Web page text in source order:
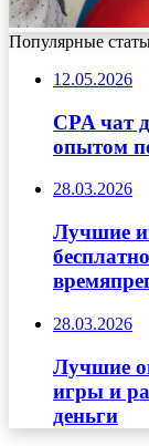
Популярные
12.05.2026
CPA чат
опытом
28.03.2026
Лучшие
28.03.2026
Лучшие
игры и
деньги